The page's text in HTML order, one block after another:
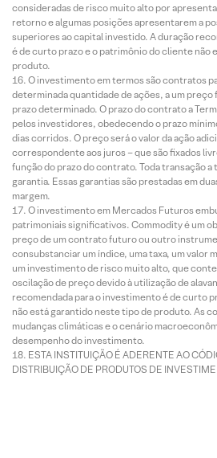
consideradas de risco muito alto por
retorno e algumas posições apresentarem a
superiores ao capital investido. A duração
é de curto prazo e o patrimônio do cliente não
produto.
O investimento em termos são contratos
determinada quantidade de ações, a um preço
prazo determinado. O prazo do contrato a
pelos investidores, obedecendo o prazo
dias corridos. O preço será o valor da ação
correspondente aos juros – que são fixados
função do prazo do contrato. Toda transação
garantia. Essas garantias são prestadas em
margem.
O investimento em Mercados Futuros
patrimoniais significativos. Commodity é um
preço de um contrato futuro ou outro
consubstanciar um índice, uma taxa, um valor
um investimento de risco muito alto, que
oscilação de preço devido à utilização de
recomendada para o investimento é de curto
não está garantido neste tipo de produto. As
mudanças climáticas e o cenário
desempenho do investimento.
ESTA INSTITUIÇÃO É ADERENTE AO
DISTRIBUIÇÃO DE PRODUTOS DE